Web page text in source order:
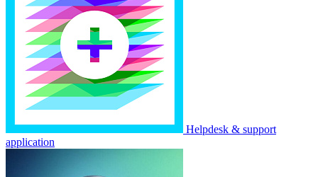
Helpdesk & support
application